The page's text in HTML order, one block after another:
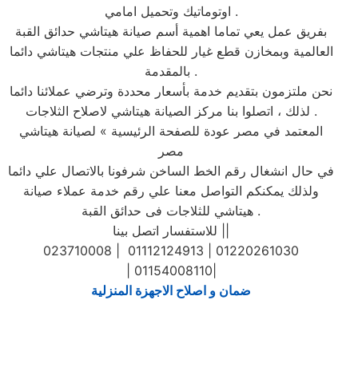
اوتوماتيك وتحميل امامي .
بفريق عمل يعي تماما اهمية أسم صيانة هيتاشي حدائق القبة
العالمية وبمخازن قطع غيار للحفاظ علي منتجات هيتاشي دائما
بالمقدمة .
نحن ملتزمون بتقديم خدمة بأسعار محددة وترضي عملائنا دائما
. لذلك ، اتصلوا بنا مركز الصيانة هيتاشي لاصلاح الثلاجات
المعتمد في مصر عودة للصفحة الرئيسية » لصيانة هيتاشي
مصر
في حال انشغال رقم الخط الساخن شرفونا بالاتصال علي دائما
ولذلك يمكنكم التواصل معنا علي رقم خدمة عملاء صيانة
هيتاشي للثلاجات فى حدائق القبة .
023710008 | 01112124913 | 01220261030
| 01154008110|
ضمان و اصلاح الاجهزة المنزلية